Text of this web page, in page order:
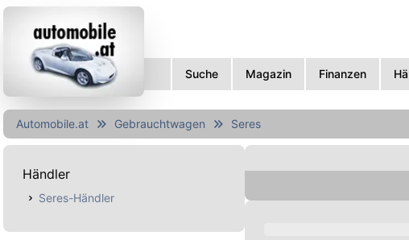
Suche Magazin Finanzen
Automobile.at Gebrauchtwagen Seres
Händler
Seres-Händler